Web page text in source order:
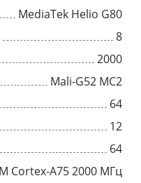
MediaTek Helio G80
8
2000
Mali-G52 MC2
64
12
64
Cortex-A75 2000 МГц